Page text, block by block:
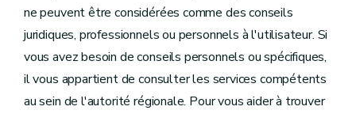
ne peuvent être considérées comme des conseils
juridiques, professionnels ou personnels à l'utilisateur. Si
vous avez besoin de conseils personnels ou spécifiques,
il vous appartient de consulter les services compétents
au sein de l'autorité régionale. Pour vous aider à trouver